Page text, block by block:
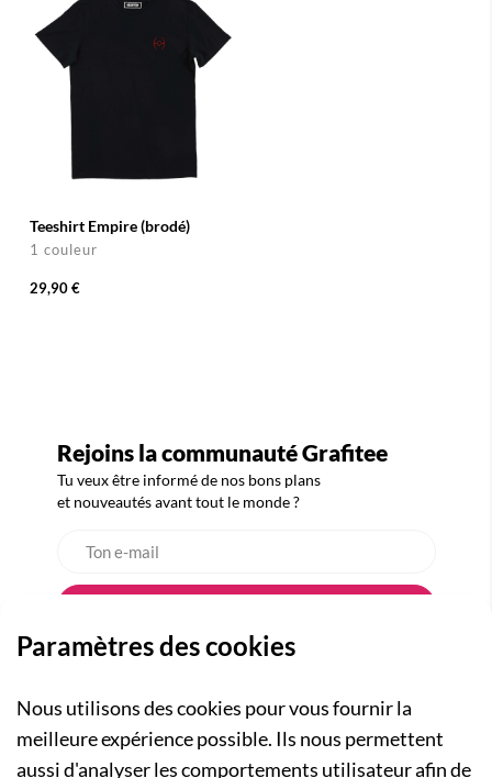
Teeshirt Empire (brodé)
1 couleur
29,90 €
Rejoins la communauté Grafitee
Tu veux être informé de nos bons plans
et nouveautés avant tout le monde ?
Paramètres des cookies
Nous utilisons des cookies pour vous fournir la
meilleure expérience possible. Ils nous permettent
aussi d'analyser les comportements utilisateur afin de